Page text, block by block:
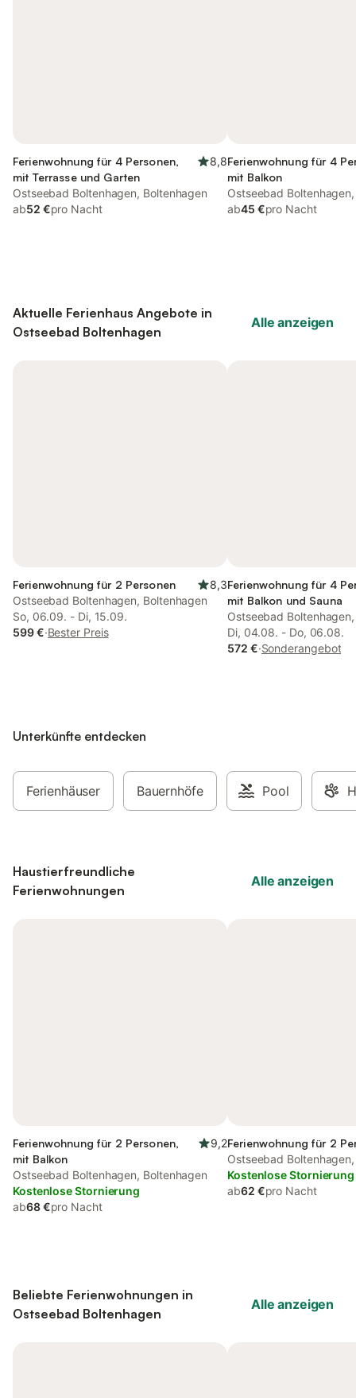
Ferienwohnung für 4 Personen,
mit Terrasse und Garten
8,8
Ostseebad Boltenhagen, Boltenhagen
ab52 €pro Nacht
Ferienwohnung für 4
mit Balkon
Ostseebad
ab45 €pro Nacht
Aktuelle Ferienhaus Angebote in
Ostseebad Boltenhagen
Alle anzeigen
Ferienwohnung für 2 Personen
8,3
Ostseebad Boltenhagen, Boltenhagen
So, 06.09. - Di, 15.09.
599 €·Bester Preis
Ferienwohnung für 4
mit Balkon und Sauna
Ostseebad
Di, 04.08. - Do, 06.08.
572 €·Sonderangebot
Unterkünfte entdecken
Ferienhäuser Bauernhöfe Pool
Haustierfreundliche
Ferienwohnungen
Alle anzeigen
Ferienwohnung für 2 Personen,
mit Balkon
9,2
Ostseebad Boltenhagen, Boltenhagen
Kostenlose Stornierung
ab68 €pro Nacht
Ferienwohnung für 2
Ostseebad
Kostenlose Stornierung
ab62 €pro Nacht
Beliebte Ferienwohnungen in
Ostseebad Boltenhagen
Alle anzeigen